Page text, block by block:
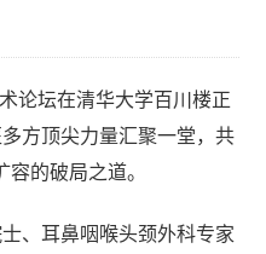
论坛在清华大学百川楼正
方顶尖力量汇聚一堂，共
的破局之道。
、耳鼻咽喉头颈外科专家